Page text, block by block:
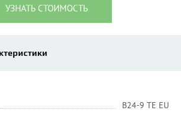
УЗНАТЬ СТОИМОСТЬ
B24-9 TE EU